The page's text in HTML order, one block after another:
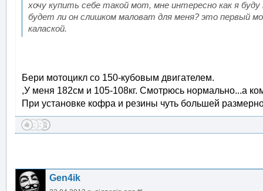
хочу купить себе такой мот, мне интересно как я
будет ли он слишком маловат для меня? это первый
калаской.
Бери мотоцикл со 150-кубовым двигателем.
,У меня 182см и 105-108кг. Смотрюсь нормально...а
При установке кофра и резины чуть большей
Gen4ik